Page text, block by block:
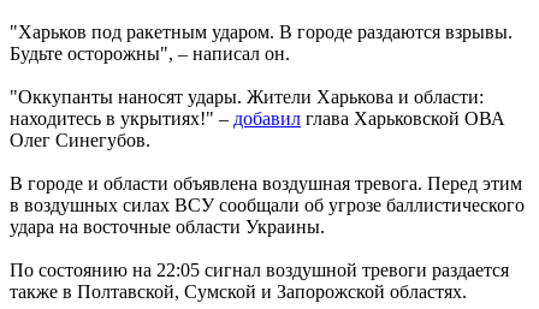
"Харьков под ракетным ударом. В городе раздаются взрывы.
Будьте осторожны", – написал он.
"Оккупанты наносят удары. Жители Харькова и области:
находитесь в укрытиях!" – добавил глава Харьковской ОВА
Олег Синегубов.
В городе и области объявлена воздушная тревога. Перед этим
в воздушных силах ВСУ сообщали об угрозе баллистического
удара на восточные области Украины.
По состоянию на 22:05 сигнал воздушной тревоги раздается
также в Полтавской, Сумской и Запорожской областях.